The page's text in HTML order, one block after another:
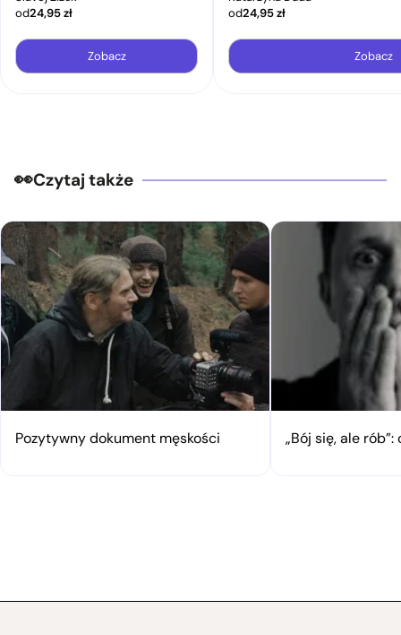
od24,95zł
Zobacz
od24,95zł
Zobacz
Czytaj także
Pozytywny dokument męskości „Bój się, ale